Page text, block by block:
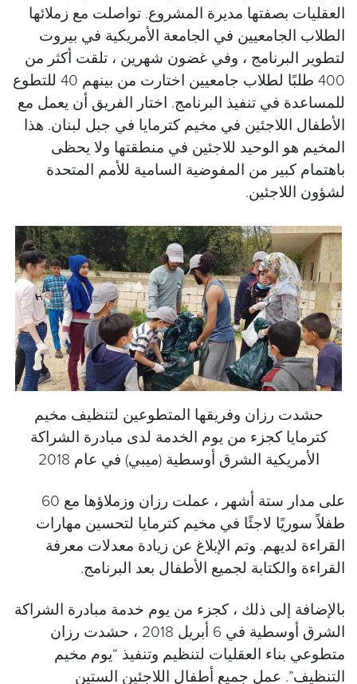
العقليات بصفتها مديرة المشروع. تواصلت مع زملائها
الطلاب الجامعيين في الجامعة الأمريكية في بيروت
لتطوير البرنامج ، وفي غضون شهرين ، تلقت أكثر من
400 طلبًا لطلاب جامعيين اختارت من بينهم 40 للتطوع
للمساعدة في تنفيذ البرنامج. اختار الفريق أن يعمل مع
الأطفال اللاجئين في مخيم كترمايا في جبل لبنان. هذا
المخيم هو الوحيد للاجئين في منطقتها ولا يحظى
باهتمام كبير من المفوضية السامية للأمم المتحدة
لشؤون اللاجئين.
حشدت رزان وفريقها المتطوعين لتنظيف مخيم
كترمايا كجزء من يوم الخدمة لدى مبادرة الشراكة
الأمريكية الشرق أوسطية (ميبي) في عام 2018
على مدار ستة أشهر ، عملت رزان وزملاؤها مع 60
طفلاً سوريًا لاجئًا في مخيم كترمايا لتحسين مهارات
القراءة لديهم. وتم الإبلاغ عن زيادة معدلات معرفة
القراءة والكتابة لجميع الأطفال بعد البرنامج.
بالإضافة إلى ذلك ، كجزء من يوم خدمة مبادرة الشراكة
الشرق أوسطية في 6 أبريل 2018 ، حشدت رزان
متطوعي بناء العقليات لتنظيم وتنفيذ “يوم مخيم
التنظيف”. عمل جميع أطفال اللاجئين الستين